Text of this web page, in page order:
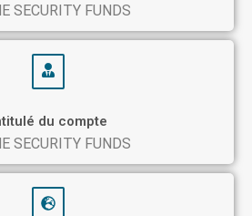
SECURITY FUNDS
du compte
SECURITY FUNDS